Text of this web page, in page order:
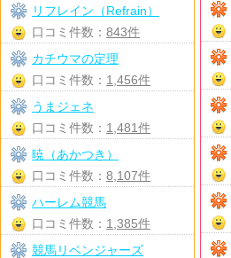
リフレイン（Refrain）
口コミ件数： 843件
カチウマの定理
口コミ件数： 1,456件
うまジェネ
口コミ件数： 1,481件
暁（あかつき）
口コミ件数： 8,107件
ハーレム競馬
口コミ件数： 1,385件
競馬リベンジャーズ